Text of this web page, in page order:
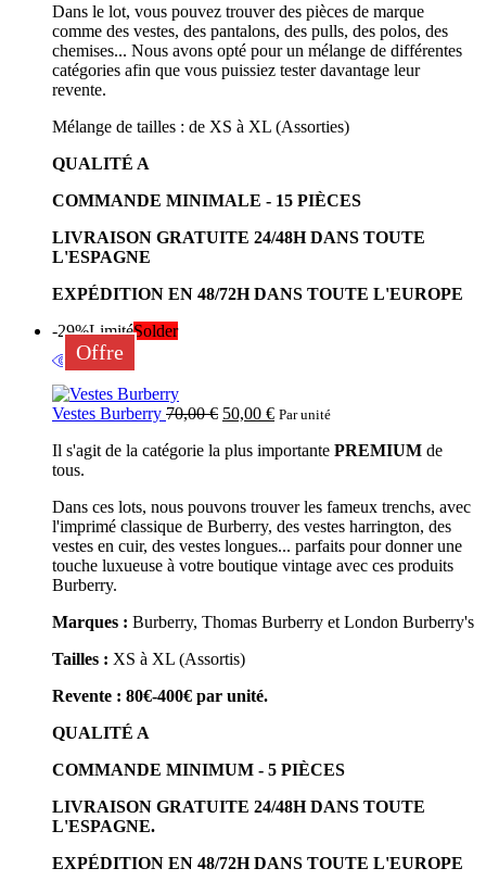
Dans le lot, vous pouvez trouver des pièces de marque
comme des vestes, des pantalons, des pulls, des polos, des
chemises... Nous avons opté pour un mélange de différentes
catégories afin que vous puissiez tester davantage leur
revente.
Mélange de tailles : de XS à XL (Assorties)
QUALITÉ A
COMMANDE MINIMALE - 15 PIÈCES
LIVRAISON GRATUITE 24/48H DANS TOUTE
L'ESPAGNE
EXPÉDITION EN 48/72H DANS TOUTE L'EUROPE
Offre
-29%LimitéSolder
Vestes Burberry 70,00€ 50,00 € Par unité
Il s'agit de la catégorie la plus importante PREMIUM de
tous.
Dans ces lots, nous pouvons trouver les fameux trenchs, avec
l'imprimé classique de Burberry, des vestes harrington, des
vestes en cuir, des vestes longues... parfaits pour donner une
touche luxueuse à votre boutique vintage avec ces produits
Burberry.
Marques : Burberry, Thomas Burberry et London Burberry's
Tailles : XS à XL (Assortis)
Revente : 80€-400€ par unité.
QUALITÉ A
COMMANDE MINIMUM - 5 PIÈCES
LIVRAISON GRATUITE 24/48H DANS TOUTE
L'ESPAGNE.
EXPÉDITION EN 48/72H DANS TOUTE L'EUROPE